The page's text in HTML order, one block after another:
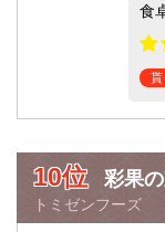
食
貰
10位 彩果
トミゼンフーズ